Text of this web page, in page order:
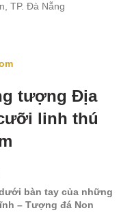
TP. Đà Nẵng
tượng Địa
linh thú
bàn tay của những
– Tượng đá Non